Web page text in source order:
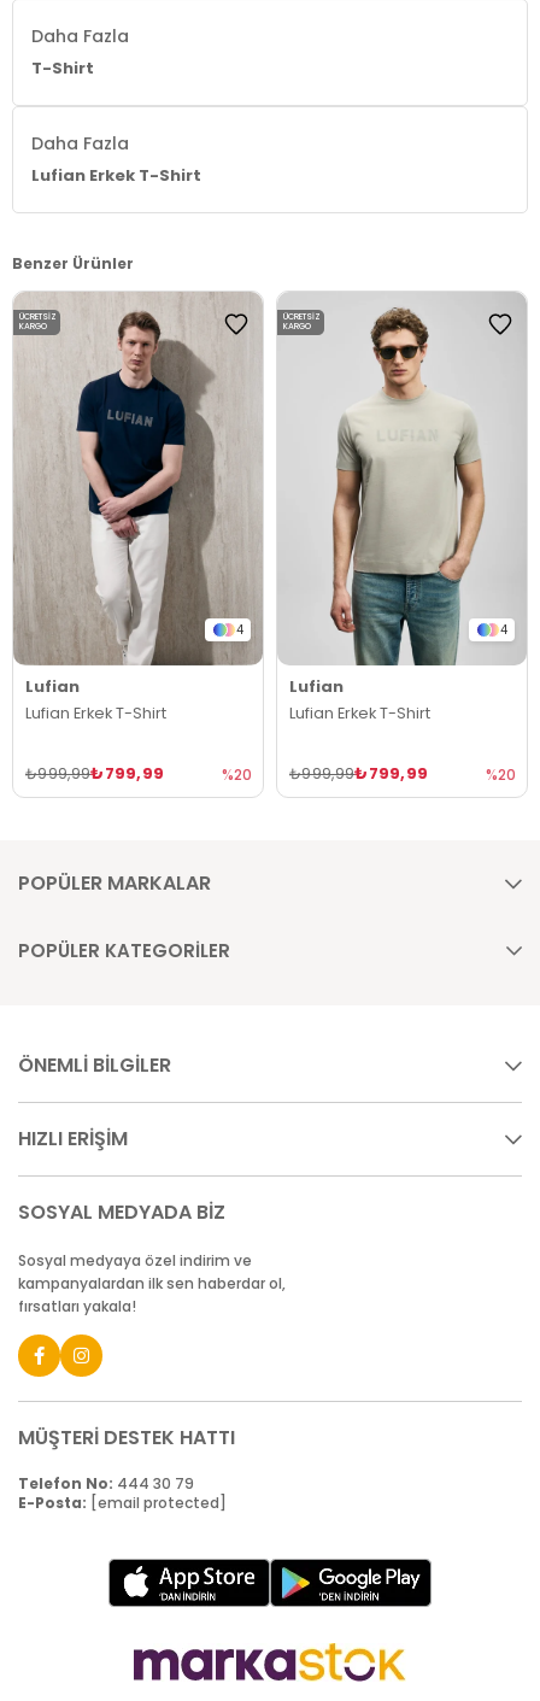
Daha Fazla
T-Shirt
Daha Fazla
Lufian Erkek T-Shirt
Benzer Ürünler
4
Lufian
Lufian Erkek T-Shirt
₺799,99
₺999,99 %20
ÜCRETSIZ
KARGO
4
Lufian
Lufian Erkek T-Shirt
₺799,99
₺999,99 %20
ÜCRETSIZ
KARGO
POPÜLER MARKALAR
POPÜLER KATEGORİLER
ÖNEMLİ BİLGİLER
HIZLI ERİŞİM
SOSYAL MEDYADA BİZ
Sosyal medyaya özel indirim ve
kampanyalardan ilk sen haberdar ol,
fırsatları yakala!
MÜŞTERİ DESTEK HATTI
Telefon No: 444 30 79
E-Posta: [email protected]